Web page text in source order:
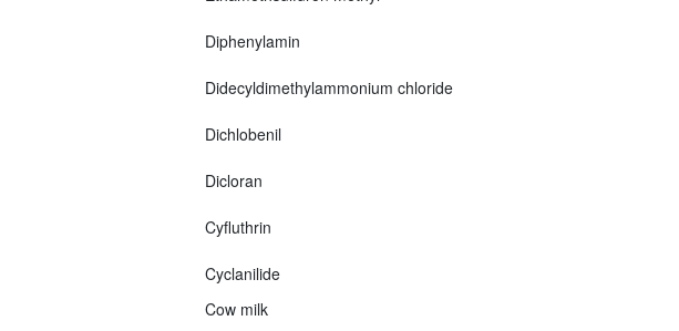
Diphenylamin
Didecyldimethylammonium chloride
Dichlobenil
Dicloran
Cyfluthrin
Cyclanilide
Cow milk